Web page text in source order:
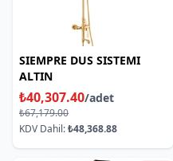
SIEMPRE DUS SISTEMI
ALTIN
₺40,307.40/adet
₺67,179.00
KDV Dahil:₺48,368.88